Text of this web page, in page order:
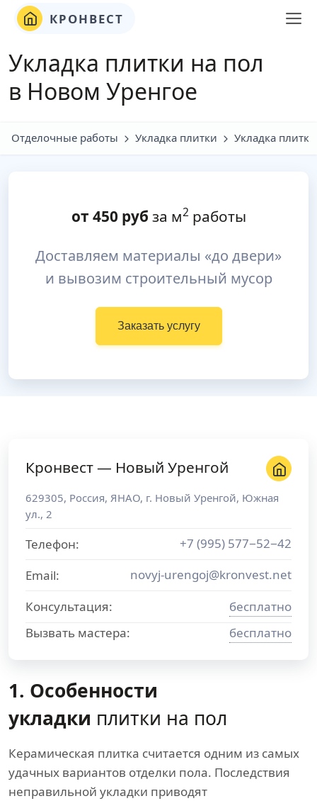
КРОНВЕСТ
Укладка плитки на пол
в Новом Уренгое
Отделочные работы Укладка плитки Укладка
от 450руб за м2работы
Доставляем материалы «до двери»
и вывозим строительный мусор
Заказать услугу
1. Особенности
укладки плитки на пол
Керамическая плитка считается одним из самых
удачных вариантов отделки пола. Последствия
неправильной укладки приводят
Кронвест — Новый Уренгой
629305, Россия, ЯНАО, г. Новый Уренгой, Южная
ул., 2
Телефон:
+7 (995) 577−52−42
Email:
novyj-urengoj@kronvest.net
Консультация:
бесплатно
Вызвать мастера:
бесплатно